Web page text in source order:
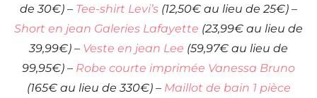
de 30€) – Tee-shirt Levi’s (12,50€ au lieu de 25€) –
Short en jean Galeries Lafayette (23,99€ au lieu de
39,99€) – Veste en jean Lee (59,97€ au lieu de
99,95€) – Robe courte imprimée Vanessa Bruno
(165€ au lieu de 330€) – Maillot de bain 1 pièce